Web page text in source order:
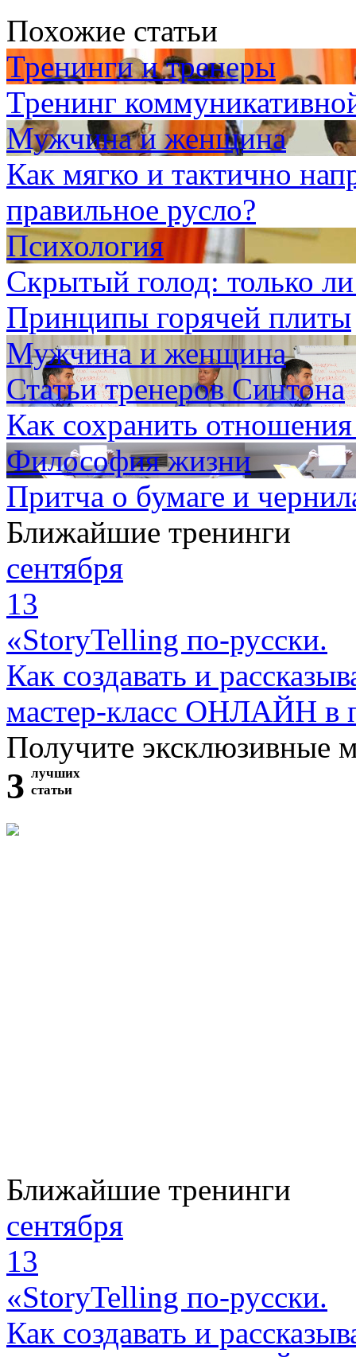
Похожие статьи
Тренинги и тренеры
Тренинг
Мужчина и женщина
Как мягко и тактично
правильное русло?
Психология
Скрытый голод: только
Принципы горячей плиты
Мужчина и женщина
Статьи тренеров Синтона
Как сохранить
Философия жизни
Притча о бумаге и
Ближайшие тренинги
сентября
13
«StoryTelling по-русски.
Как создавать и
мастер-класс ОНЛАЙН в
Получите эксклюзивные
3 лучших
статьи
Ближайшие тренинги
сентября
13
«StoryTelling по-русски.
Как создавать и